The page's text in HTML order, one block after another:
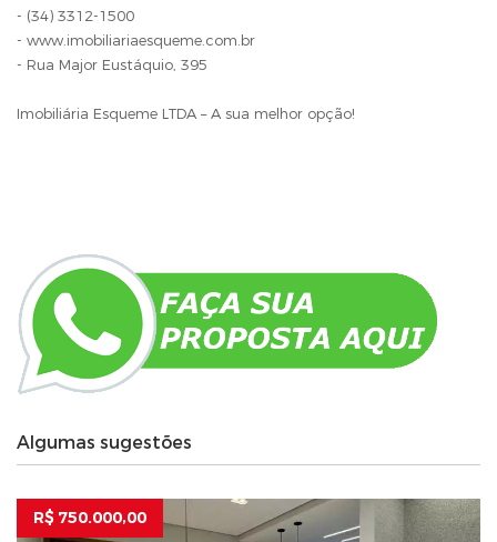
- (34) 3312-1500
- www.imobiliariaesqueme.com.br
- Rua Major Eustáquio, 395
Imobiliária Esqueme LTDA – A sua melhor opção!
Algumas sugestões
R$ 750.000,00